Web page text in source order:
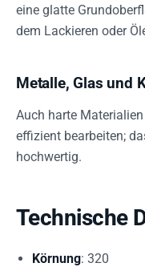
eine glatte
dem Lackieren oder
Metalle, Glas und
Auch harte
effizient bearbeiten;
hochwertig.
Technische
Körnung: 320